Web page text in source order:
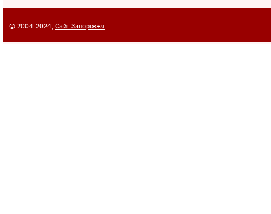
© 2004-2024, Сайт Запоріжжя.